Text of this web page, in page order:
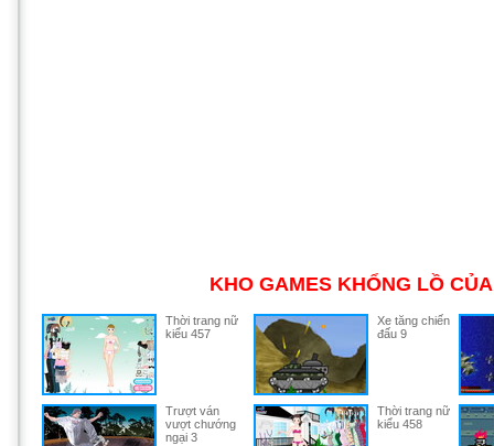
KHO GAMES KHỔNG LỒ
Thời trang nữ
kiểu 457
Xe tăng chiến
đấu 9
Trượt ván
vượt chướng
ngại 3
Thời trang nữ
kiểu 458